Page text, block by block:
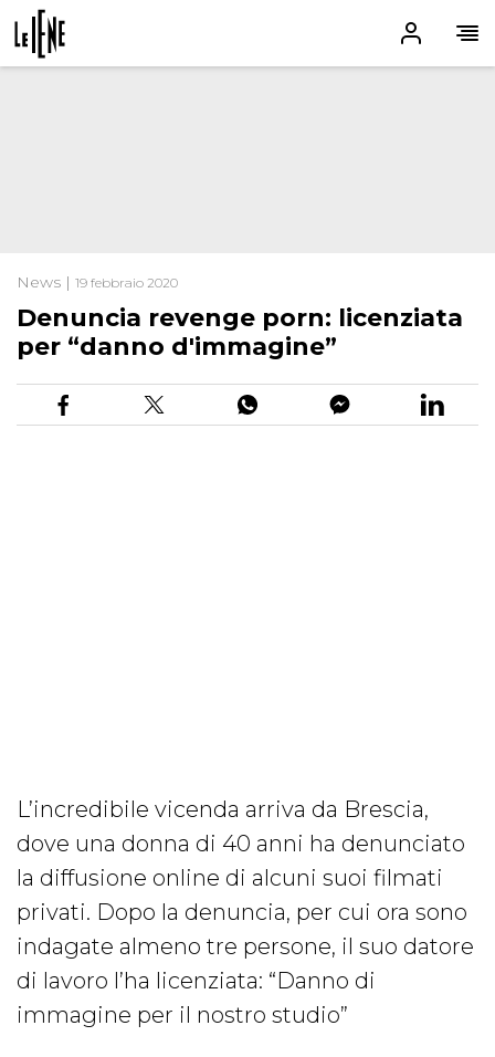
News | 19 febbraio 2020
Denuncia revenge porn: licenziata
per “danno d'immagine”
L’incredibile vicenda arriva da Brescia,
dove una donna di 40 anni ha denunciato
la diffusione online di alcuni suoi filmati
privati. Dopo la denuncia, per cui ora sono
indagate almeno tre persone, il suo datore
di lavoro l’ha licenziata: “Danno di
immagine per il nostro studio”